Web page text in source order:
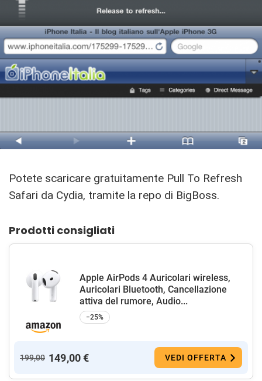
Potete scaricare gratuitamente Pull To Refresh
Safari da Cydia, tramite la repo di BigBoss.
Prodotti consigliati
Apple AirPods 4 Auricolari wireless,
Auricolari Bluetooth, Cancellazione
attiva del rumore, Audio...
−25%
199,00 149,00 € VEDI OFFERTA